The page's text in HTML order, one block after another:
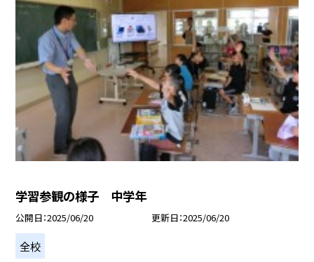
学習参観の様子 中学年
公開日 2025/06/20 更新日 2025/06/20
全校